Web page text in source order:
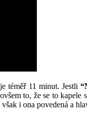
téměř 11 minut. Jestli
to, že se to kapele
však i ona povedená a